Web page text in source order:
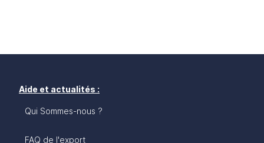
Aide et actualités :
Qui Sommes-nous ?
FAQ de l'export